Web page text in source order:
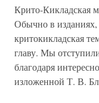
Крито-Кикладская
Обычно в
критокикладская
главу. Мы
благодаря
изложенной Т. В.